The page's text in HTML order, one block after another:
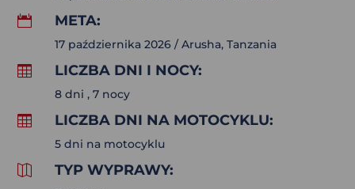

META:
17 października 2026 / Arusha, Tanzania

LICZBA DNI I NOCY:
8 dni , 7 nocy

LICZBA DNI NA MOTOCYKLU:
5 dni na motocyklu

TYP WYPRAWY: